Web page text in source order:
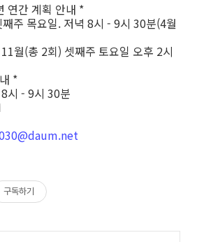
연간 계획 안내 *
주 목요일. 저녁 8시 - 9시 30분(4월
월(총 2회) 셋째주 토요일 오후 2시
*
시 - 9시 30분
구독하기